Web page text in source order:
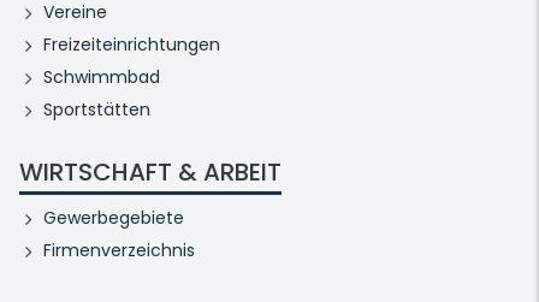
Vereine
Freizeiteinrichtungen
Schwimmbad
Sportstätten
WIRTSCHAFT & ARBEIT
Gewerbegebiete
Firmenverzeichnis